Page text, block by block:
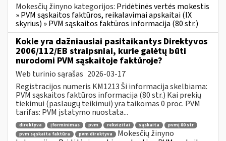
Mokesčių žinyno kategorijos: Pridėtinės vertės mokestis
» PVM sąskaitos faktūros, reikalavimai apskaitai (IX
skyrius) » PVM sąskaitos faktūros informacija (80 str.)
Kokie yra dažniausiai pasitaikantys Direktyvos
2006/112/EB straipsniai, kurie galėtų būti
nurodomi PVM sąskaitoje faktūroje?
Web turinio sąrašas 2026-03-17
Registracijos numeris KM1213 Ši informacija skelbiama:
PVM sąskaitos faktūros informacija (80 str.) Kai prekių
tiekimui (paslaugų teikimui) yra taikomas 0 proc. PVM
tarifas: PVM įstatymo nuostata...
direktyva įforminimas pvm rekvizitai sąskaita
pvmį 80 str
pvm sąskaita faktūra
pvm direktyva
Mokesčių žinyno